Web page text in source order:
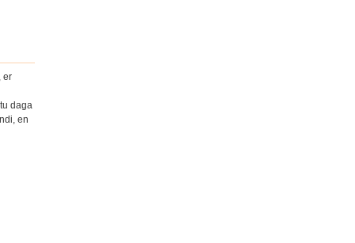
er
daga
en